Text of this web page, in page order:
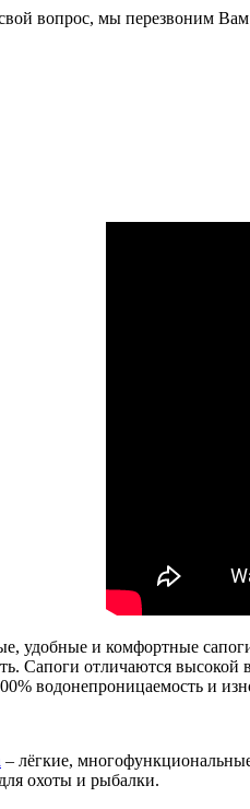
вопрос, мы перезвоним
удобные и комфортные
Сапоги отличаются
водонепроницаемость и
– лёгкие,
охоты и рыбалки.